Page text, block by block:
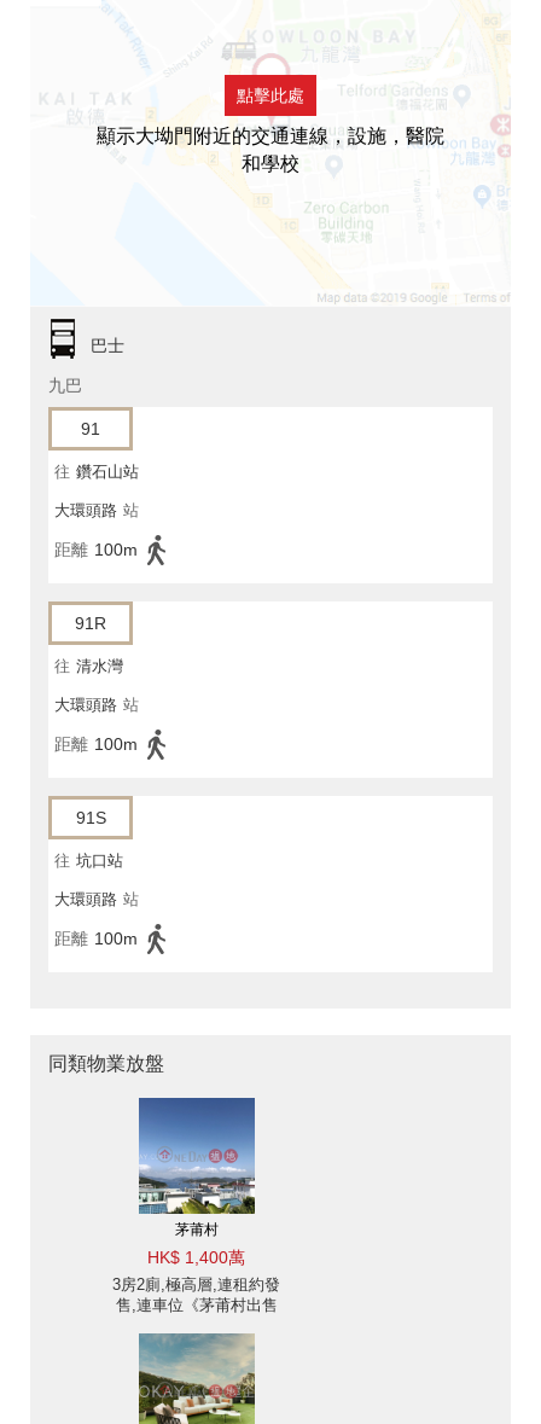
點擊此處
顯示大坳門附近的交通連線，設施，醫院
和學校
巴士
九巴
91
往 鑽石山站
大環頭路 站
距離 100m
91R
往 清水灣
大環頭路 站
距離 100m
91S
往 坑口站
大環頭路 站
距離 100m
同類物業放盤
茅莆村
HK$ 1,400萬
3房2廁,極高層,連租約發
售,連車位《茅莆村出售